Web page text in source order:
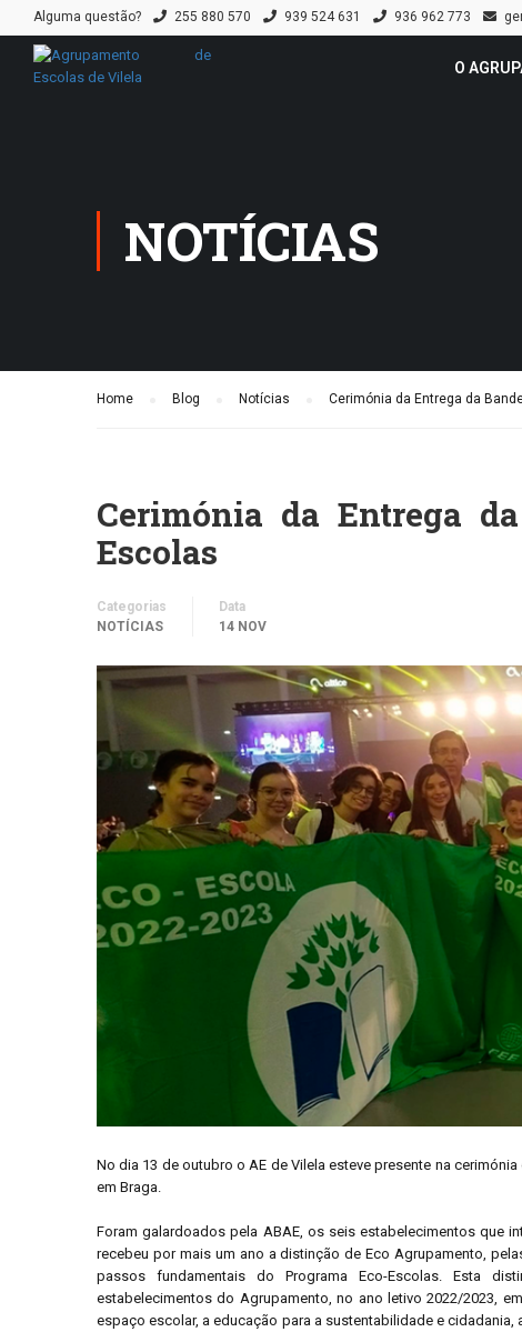
Alguma questão? 255 880 570 939 524 631 936 962 773
O
NOTÍCIAS
Home Blog Notícias Cerimónia da Entrega da
Cerimónia da Entrega
Escolas
Categorias
NOTÍCIAS
Data
14 NOV
No dia 13 de outubro o AE de Vilela esteve presente na
em Braga.
Foram galardoados pela ABAE, os seis estabelecimentos que
recebeu por mais um ano a distinção de Eco Agrupamento,
passos fundamentais do Programa Eco-Escolas. Esta
estabelecimentos do Agrupamento, no ano letivo 2022/2023,
espaço escolar, a educação para a sustentabilidade e